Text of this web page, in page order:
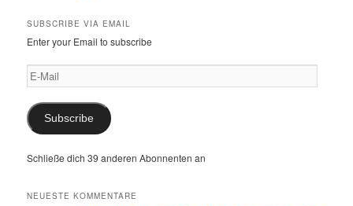
SUBSCRIBE VIA EMAIL
Enter your Email to subscribe
E-
Mail
Subscribe
Schließe dich 39 anderen Abonnenten an
NEUESTE KOMMENTARE